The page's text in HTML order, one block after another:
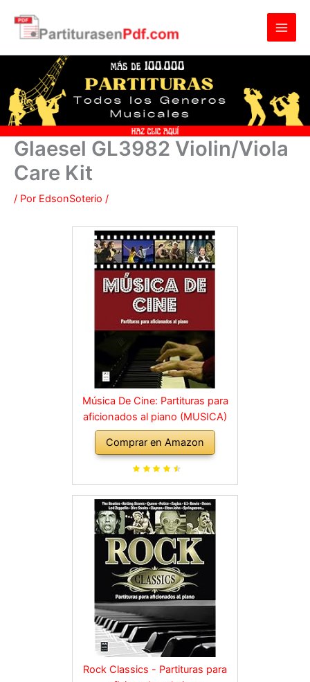
contenido
Glaesel GL3982 Violin/Viola
Care Kit
/ Por EdsonSoterio /
Música De Cine: Partituras para
aficionados al piano (MUSICA)
Comprar en Amazon
Rock Classics - Partituras para